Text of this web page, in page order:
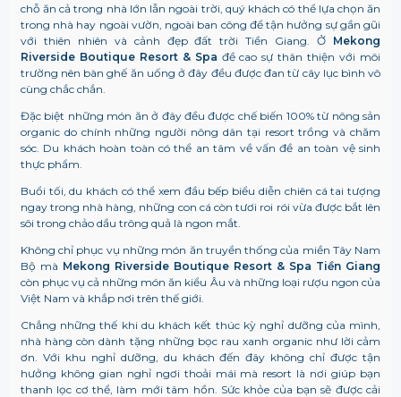
chỗ ăn cả trong nhà lớn lẫn ngoài trời, quý khách có thể lựa chọn ăn
trong nhà hay ngoài vườn, ngoài ban công để tận hưởng sự gần gũi
với thiên nhiên và cảnh đẹp đất trời Tiền Giang. Ở Mekong
Riverside Boutique Resort & Spa đề cao sự thân thiện với môi
trường nên bàn ghế ăn uống ở đây đều được đan từ cây lục bình vô
cùng chắc chắn.
Đặc biệt những món ăn ở đây đều được chế biến 100% từ nông sản
organic do chính những người nông dân tại resort trồng và chăm
sóc. Du khách hoàn toàn có thể an tâm về vấn đề an toàn vệ sinh
thực phẩm.
Buổi tối, du khách có thể xem đầu bếp biểu diễn chiên cá tai tượng
ngay trong nhà hàng, những con cá còn tươi roi rói vừa được bắt lên
sôi trong chảo dầu trông quả là ngon mắt.
Không chỉ phục vụ những món ăn truyền thống của miền Tây Nam
Bộ mà Mekong Riverside Boutique Resort & Spa Tiền Giang
còn phục vụ cả những món ăn kiểu Âu và những loại rượu ngon của
Việt Nam và khắp nơi trên thế giới.
Chẳng những thế khi du khách kết thúc kỳ nghỉ dưỡng của mình,
nhà hàng còn dành tặng những bọc rau xanh organic như lời cảm
ơn. Với khu nghỉ dưỡng, du khách đến đây không chỉ được tận
hưởng không gian nghỉ ngơi thoải mái mà resort là nơi giúp bạn
thanh lọc cơ thể, làm mới tâm hồn. Sức khỏe của bạn sẽ được cải